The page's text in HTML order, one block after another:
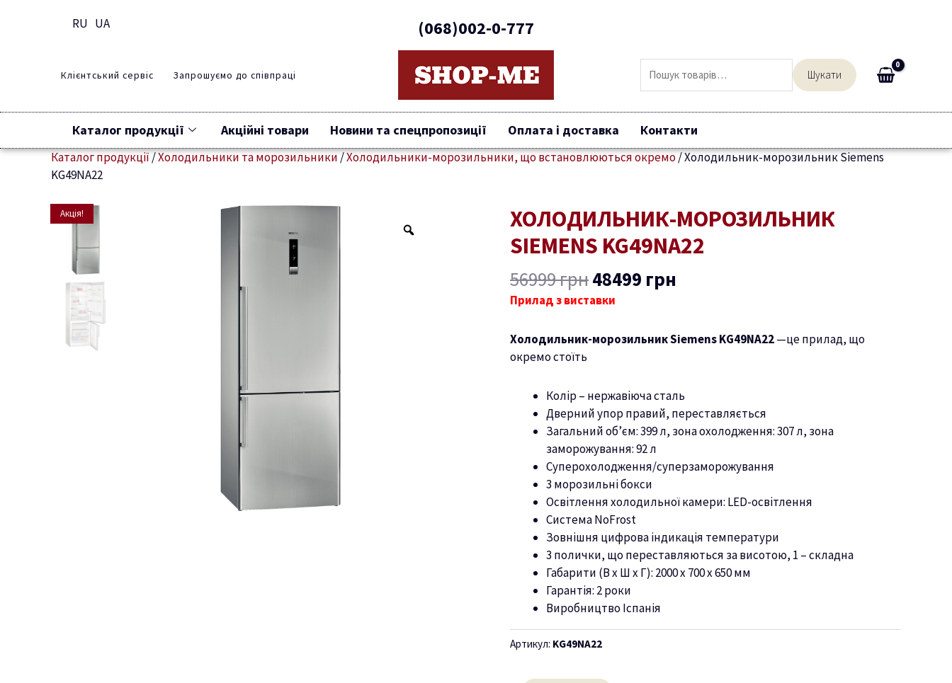
RU UA (068)002-0-777
Клієнтський сервіс Запрошуємо до співпраці Шукати
Каталог продукції Акційні товари Новини та спецпропозиції Оплата і доставка Контакти
Каталог продукції/Холодильники та морозильники/Холодильники-морозильники, що встановлюються окремо/Холодильник-морозильник Siemens
KG49NA22
Акція!
ХОЛОДИЛЬНИК-МОРОЗИЛЬНИК
SIEMENS KG49NA22
56999грн
Оригінальна
ціна:
56999 грн.
48499 грн
Поточна
ціна:
48499 грн.
Прилад з виставки
Холодильник-морозильник Siemens KG49NA22—це прилад, що
окремо стоїть
Колір – нержавіюча сталь
Дверний упор правий, переставляється
Загальний об’єм: 399 л, зона охолодження: 307 л, зона
заморожування: 92 л
Суперохолодження/суперзаморожування
3 морозильні бокси
Освітлення холодильної камери: LED-освітлення
Система NoFrost
Зовнішня цифрова індикація температури
3 полички, що переставляються за висотою, 1 – складна
Габарити (В х Ш х Г): 2000 х 700 х 650 мм
Гарантія: 2 роки
Виробництво Іспанія
Артикул: KG49NA22
Холодильник-
морозильник
Siemens
кількість